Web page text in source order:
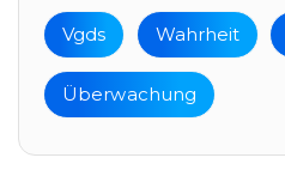
Vgds Wahrheit
Überwachung